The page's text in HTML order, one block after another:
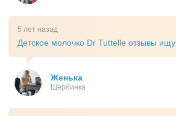
5 лет назад
Детское молочко Dr Tuttelle отзывы ищу
Женька
Щербинка